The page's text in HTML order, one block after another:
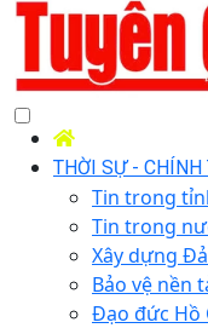
THỜI SỰ - CHÍNH
Tin trong
Tin trong
Xây dựng
Bảo vệ nền
Đạo đức Hồ